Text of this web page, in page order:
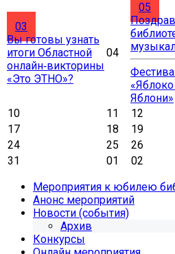
03
Вы готовы узнать
итоги Областной
онлайн‑викторины
«Это ЭТНО»?
04
05
«Яблоко
Яблони»
10 11 12
17
18 19
24
25 26
31
01 02
Мероприятия к юбилею
Анонс мероприятий
Новости (события)
Архив
Конкурсы